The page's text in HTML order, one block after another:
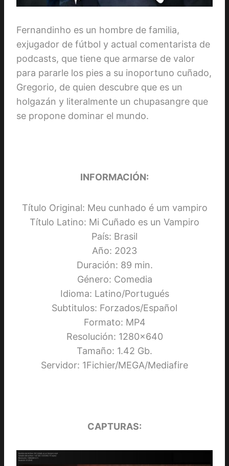
Fernandinho es un hombre de familia,
exjugador de fútbol y actual comentarista de
podcasts, que tiene que armarse de valor
para pararle los pies a su inoportuno cuñado,
Gregorio, de quien descubre que es un
holgazán y literalmente un chupasangre que
se propone dominar el mundo.
INFORMACIÓN:
Título Original: Meu cunhado é um vampiro
Título Latino: Mi Cuñado es un Vampiro
País: Brasil
Año: 2023
Duración: 89 min.
Género: Comedia
Idioma: Latino/Portugués
Subtitulos: Forzados/Español
Formato: MP4
Resolución: 1280×640
Tamaño: 1.42 Gb.
Servidor: 1Fichier/MEGA/Mediafire
CAPTURAS: